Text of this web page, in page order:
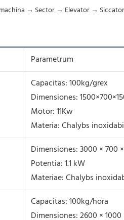
→ Sector → Elevator → Siccator
Parametrum
Capacitas: 100kg/grex
Dimensiones:
Motor: 11Kw
Materia: Chalybs
Dimensiones: 3000 × 700
Potentia: 1.1 kW
Materiae: Chalybs
Capacitas: 100kg/hora
Dimensiones: 2600 × 1000